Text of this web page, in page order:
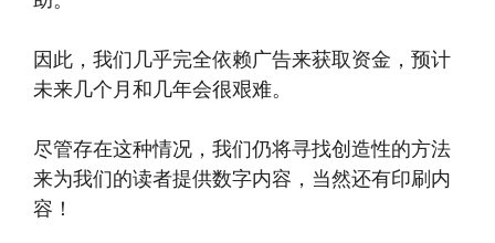
因此，我们几乎完全依赖广告来获取资金，预计
未来几个月和几年会很艰难。
尽管存在这种情况，我们仍将寻找创造性的方法
来为我们的读者提供数字内容，当然还有印刷内
容！